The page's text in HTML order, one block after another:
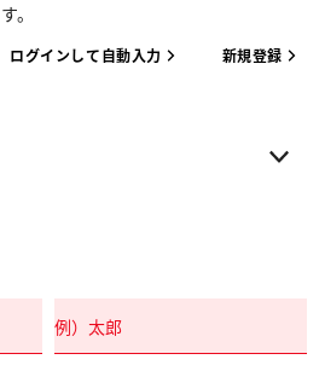
。
ログインして自動入力 新規登録